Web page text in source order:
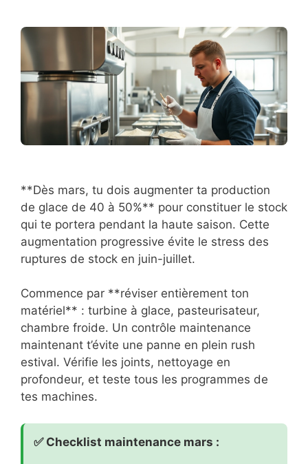
**Dès mars, tu dois augmenter ta production
de glace de 40 à 50%** pour constituer le stock
qui te portera pendant la haute saison. Cette
augmentation progressive évite le stress des
ruptures de stock en juin-juillet.
Commence par **réviser entièrement ton
matériel** : turbine à glace, pasteurisateur,
chambre froide. Un contrôle maintenance
maintenant t’évite une panne en plein rush
estival. Vérifie les joints, nettoyage en
profondeur, et teste tous les programmes de
tes machines.
✅ Checklist maintenance mars :